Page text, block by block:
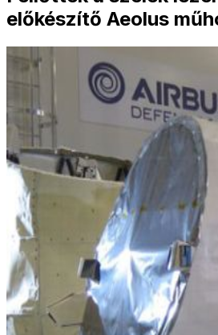
előkészítő Aeolus